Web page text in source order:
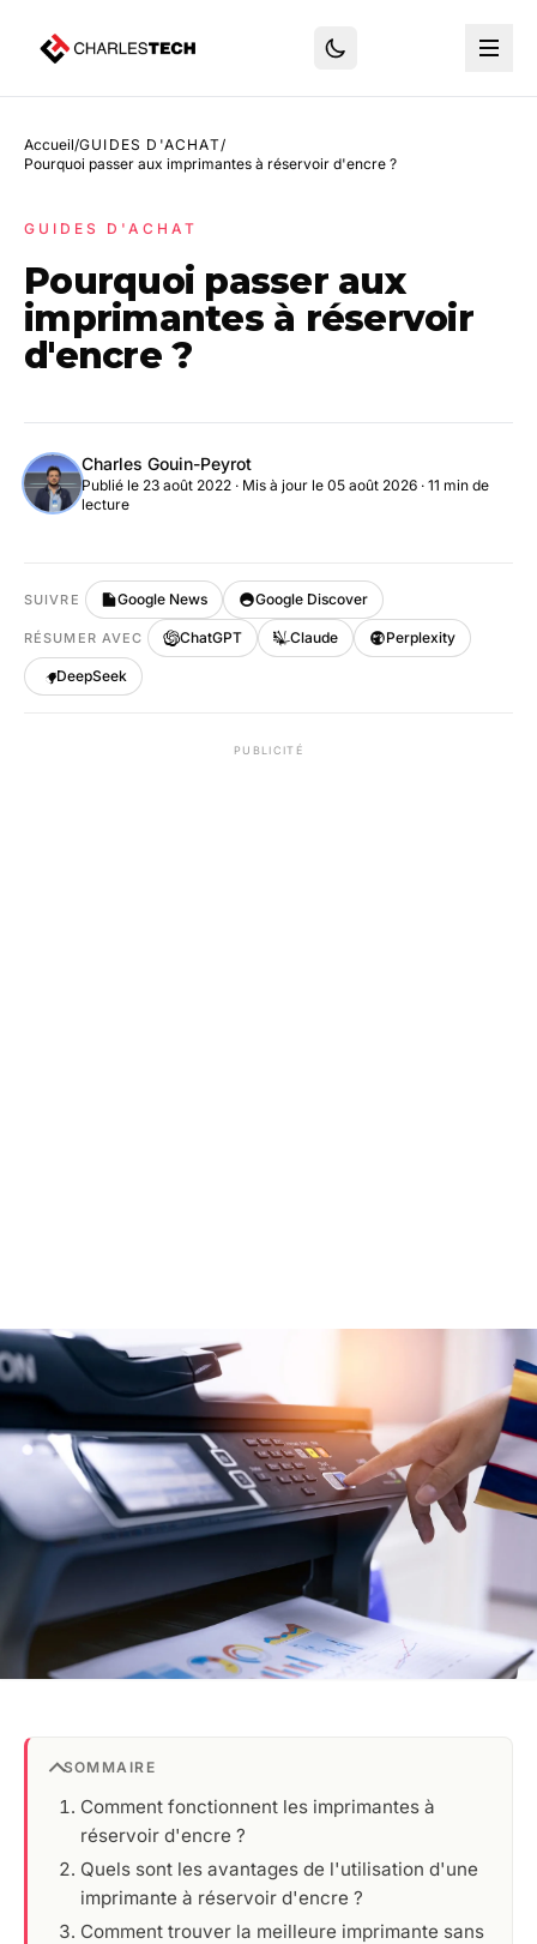
Accueil/GUIDES D'ACHAT/
Pourquoi passer aux imprimantes à réservoir d'encre ?
GUIDES D'ACHAT
Pourquoi passer aux
imprimantes à réservoir
d'encre ?
Charles Gouin-Peyrot
Publié le 23 août 2022 · Mis à jour le 05 août 2026 · 11 min de
lecture
SUIVRE Google News Google Discover
RÉSUMER AVEC ChatGPT Claude Perplexity
DeepSeek
PUBLICITÉ
SOMMAIRE
Comment fonctionnent les imprimantes à
réservoir d'encre ?
Quels sont les avantages de l'utilisation d'une
imprimante à réservoir d'encre ?
Comment trouver la meilleure imprimante sans